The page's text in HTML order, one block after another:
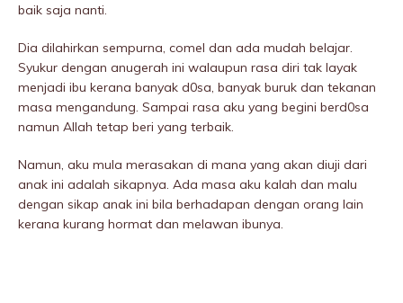
baik saja nanti.
Dia dilahirkan sempurna, comel dan ada mudah belajar.
Syukur dengan anugerah ini walaupun rasa diri tak layak
menjadi ibu kerana banyak d0sa, banyak buruk dan tekanan
masa mengandung. Sampai rasa aku yang begini berd0sa
namun Allah tetap beri yang terbaik.
Namun, aku mula merasakan di mana yang akan diuji dari
anak ini adalah sikapnya. Ada masa aku kalah dan malu
dengan sikap anak ini bila berhadapan dengan orang lain
kerana kurang hormat dan meIawan ibunya.